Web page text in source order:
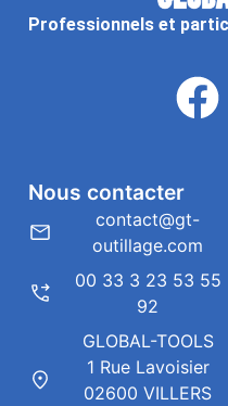
Professionnels et
Nous contacter
contact@gt-
outillage.com
00 33 3 23 53 55
92
GLOBAL-TOOLS
1 Rue Lavoisier
02600 VILLERS